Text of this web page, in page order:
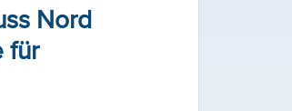
Nord
für